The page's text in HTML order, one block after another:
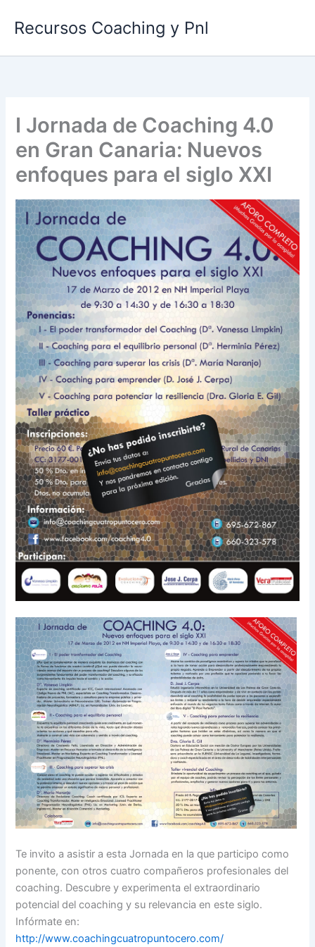
Recursos Coaching y Pnl
I Jornada de Coaching 4.0
en Gran Canaria: Nuevos
enfoques para el siglo XXI
Te invito a asistir a esta Jornada en la que participo como
ponente, con otros cuatro compañeros profesionales del
coaching. Descubre y experimenta el extraordinario
potencial del coaching y su relevancia en este siglo.
Infórmate en:
http://www.coachingcuatropuntocero.com/